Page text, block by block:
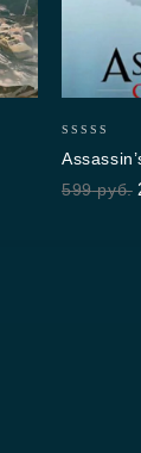
out
of
599руб.